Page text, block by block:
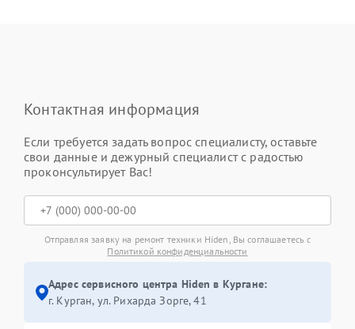
Контактная информация
Если требуется задать вопрос специалисту, оставьте
свои данные и дежурный специалист с радостью
проконсультирует Вас!
Отправляя заявку на ремонт техники Hiden, Вы соглашаетесь с
Политикой конфиденциальности
Адрес сервисного центра Hiden в Кургане:
г. Курган, ул. Рихарда Зорге, 41